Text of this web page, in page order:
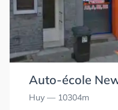
Auto-école
Huy — 10304m